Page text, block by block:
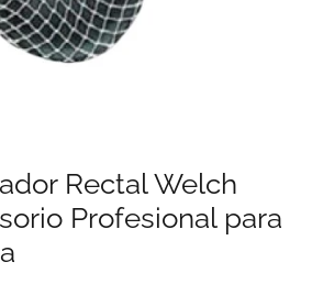
Rectal Welch
Profesional para